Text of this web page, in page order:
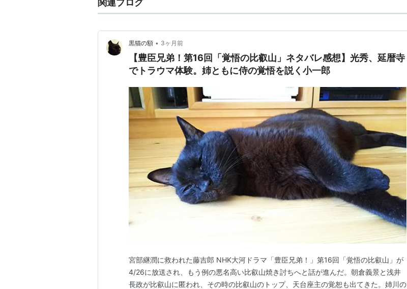
黒猫の額 • 3ヶ月前
【豊臣兄弟！第16回「覚悟の比叡山」ネタバレ感想】光秀、延暦寺
でトラウマ体験。姉ともに侍の覚悟を説く小一郎
宮部継潤に救われた藤吉郎 NHK大河ドラマ「豊臣兄弟！」第16回「覚悟の比叡山」が
4/26に放送され、もう例の悪名高い比叡山焼き討ちへと話が進んだ。朝倉義景と浅井
長政が比叡山に匿われ、その時の比叡山のトップ、天台座主の覚恕も出てきた。姉川の